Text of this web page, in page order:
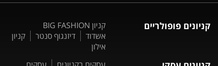
קניונים פופולריים
קניון BIG FASHION
אשדוד
דיזנגוף סנטר
קניון
אילון